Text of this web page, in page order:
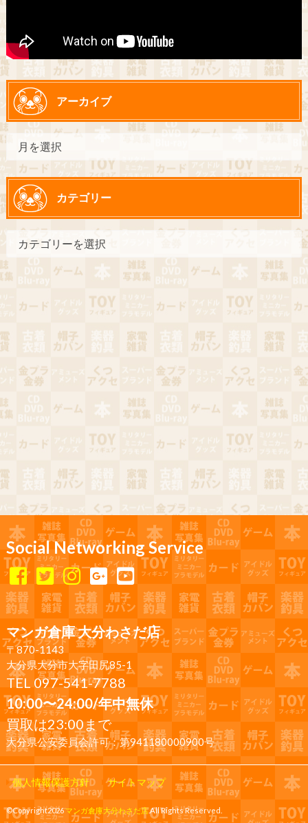
アーカイブ
カテゴリー
Social Networking Service
マンガ倉庫 大分わさだ店
〒870-1143
大分県大分市大字田尻85-1
TEL 097-541-7788
10:00〜24:00/年中無休
買取は23:00まで
大分県公安委員会許可：第941180000900号
個人情報保護方針 サイトマップ
©Copyright2026マンガ倉庫大分わさだ店.All Rights Reserved.